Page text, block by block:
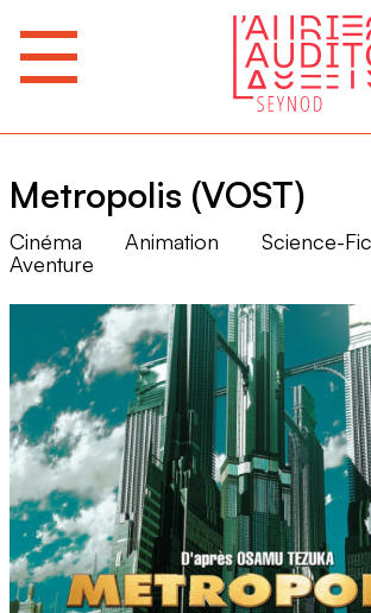
Metropolis (VOST)
Cinéma Animation
Science-
Aventure